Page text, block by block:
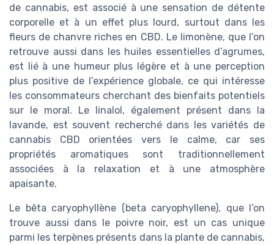
de cannabis, est associé à une sensation de détente
corporelle et à un effet plus lourd, surtout dans les
fleurs de chanvre riches en CBD. Le limonène, que l’on
retrouve aussi dans les huiles essentielles d’agrumes,
est lié à une humeur plus légère et à une perception
plus positive de l’expérience globale, ce qui intéresse
les consommateurs cherchant des bienfaits potentiels
sur le moral. Le linalol, également présent dans la
lavande, est souvent recherché dans les variétés de
cannabis CBD orientées vers le calme, car ses
propriétés aromatiques sont traditionnellement
associées à la relaxation et à une atmosphère
apaisante.
Le bêta caryophyllène (beta caryophyllene), que l’on
trouve aussi dans le poivre noir, est un cas unique
parmi les terpènes présents dans la plante de cannabis,